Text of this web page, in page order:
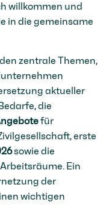
willkommen und
in die gemeinsame
zentrale Themen,
aktueller
die
für
erste
sowie die
Ein
der
wichtigen